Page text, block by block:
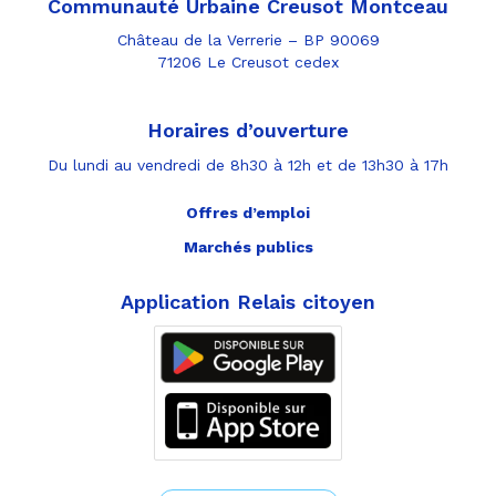
Communauté Urbaine Creusot Montceau
Château de la Verrerie – BP 90069
71206 Le Creusot cedex
Horaires d’ouverture
Du lundi au vendredi de 8h30 à 12h et de 13h30 à 17h
Offres d’emploi
Marchés publics
Application Relais citoyen